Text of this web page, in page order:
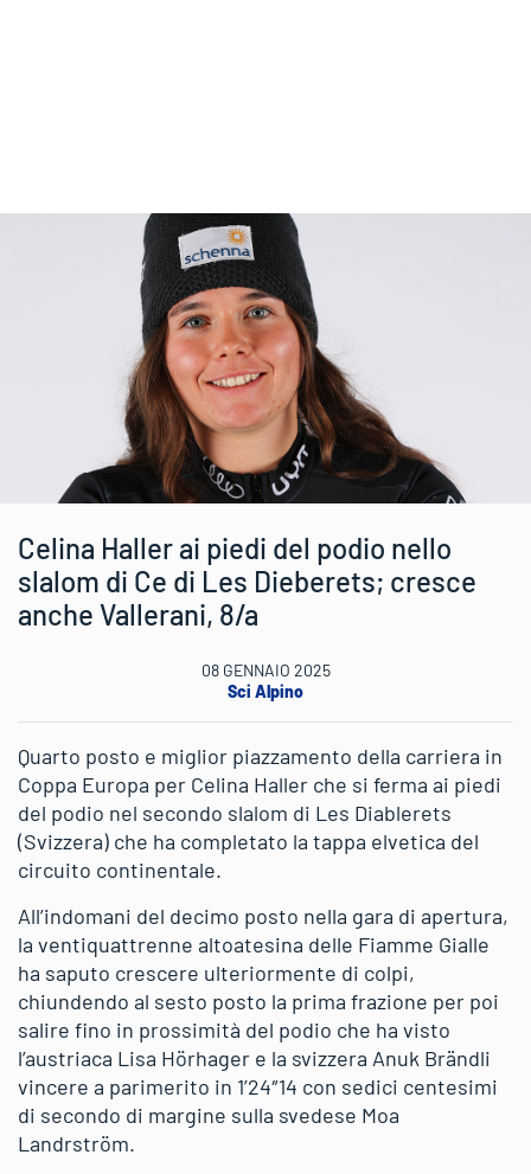
Celina Haller ai piedi del podio nello
slalom di Ce di Les Dieberets; cresce
anche Vallerani, 8/a
08 GENNAIO 2025
Sci Alpino
Quarto posto e miglior piazzamento della carriera in
Coppa Europa per Celina Haller che si ferma ai piedi
del podio nel secondo slalom di Les Diablerets
(Svizzera) che ha completato la tappa elvetica del
circuito continentale.
All’indomani del decimo posto nella gara di apertura,
la ventiquattrenne altoatesina delle Fiamme Gialle
ha saputo crescere ulteriormente di colpi,
chiundendo al sesto posto la prima frazione per poi
salire fino in prossimità del podio che ha visto
l’austriaca Lisa Hörhager e la svizzera Anuk Brändli
vincere a parimerito in 1’24″14 con sedici centesimi
di secondo di margine sulla svedese Moa
Landrström.